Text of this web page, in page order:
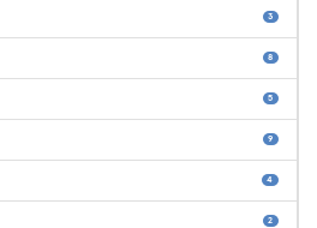
3
8
5
9
4
2